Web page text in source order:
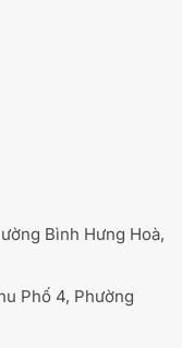
Bình Hưng Hoà,
Phố 4, Phường